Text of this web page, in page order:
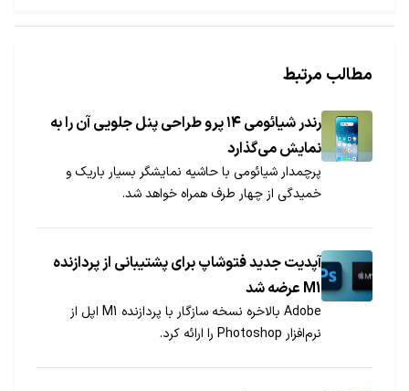
مطالب مرتبط
رندر شیائومی ۱۴ پرو طراحی پنل جلویی آن را به
نمایش می‌گذارد
پرچمدار شیائومی با حاشیه نمایشگر بسیار باریک و
خمیدگی از چهار طرف همراه خواهد شد.
آپدیت جدید فتوشاپ برای پشتیبانی از پردازنده
M1 عرضه شد
Adobe بالاخره نسخه سازگار با پردازنده M1 اپل از
نرم‌افزار Photoshop را ارائه کرد.